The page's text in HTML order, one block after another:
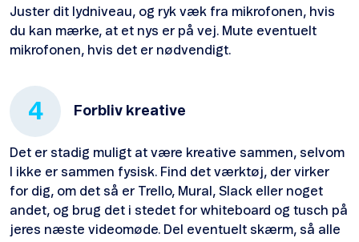
Juster dit lydniveau, og ryk væk fra mikrofonen, hvis
du kan mærke, at et nys er på vej. Mute eventuelt
mikrofonen, hvis det er nødvendigt.
4 Forbliv kreative
Det er stadig muligt at være kreative sammen, selvom
I ikke er sammen fysisk. Find det værktøj, der virker
for dig, om det så er Trello, Mural, Slack eller noget
andet, og brug det i stedet for whiteboard og tusch på
jeres næste videomøde. Del eventuelt skærm, så alle